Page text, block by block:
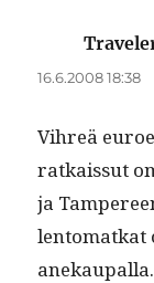
16.6.2008 18:38
Vihreä
ratkaissut
ja
lentomatkat